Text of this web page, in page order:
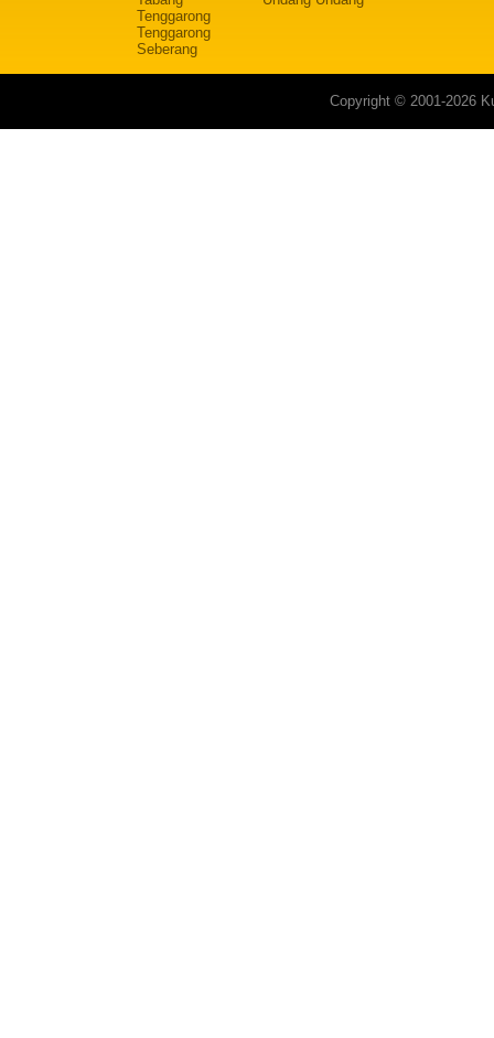
Tenggarong
Tenggarong
Seberang
Copyright © 2001-2026